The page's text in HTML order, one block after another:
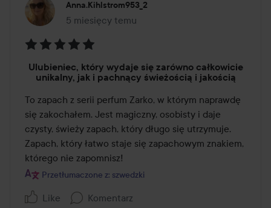
Anna.kihlstrom953_2
5 miesięcy temu
Post został utworzony 5 miesięcy temu
5
5
Ulubieniec, który wydaje się zarówno całkowicie
unikalny, jak i pachnący świeżością i jakością
To zapach z serii perfum Zarko, w którym naprawdę
się zakochałem. Jest magiczny, osobisty i daje
czysty, świeży zapach, który długo się utrzymuje.
Zapach, który łatwo staje się zapachowym znakiem,
którego nie zapomnisz!
Przetłumaczone z: szwedzki
Like Komentarz